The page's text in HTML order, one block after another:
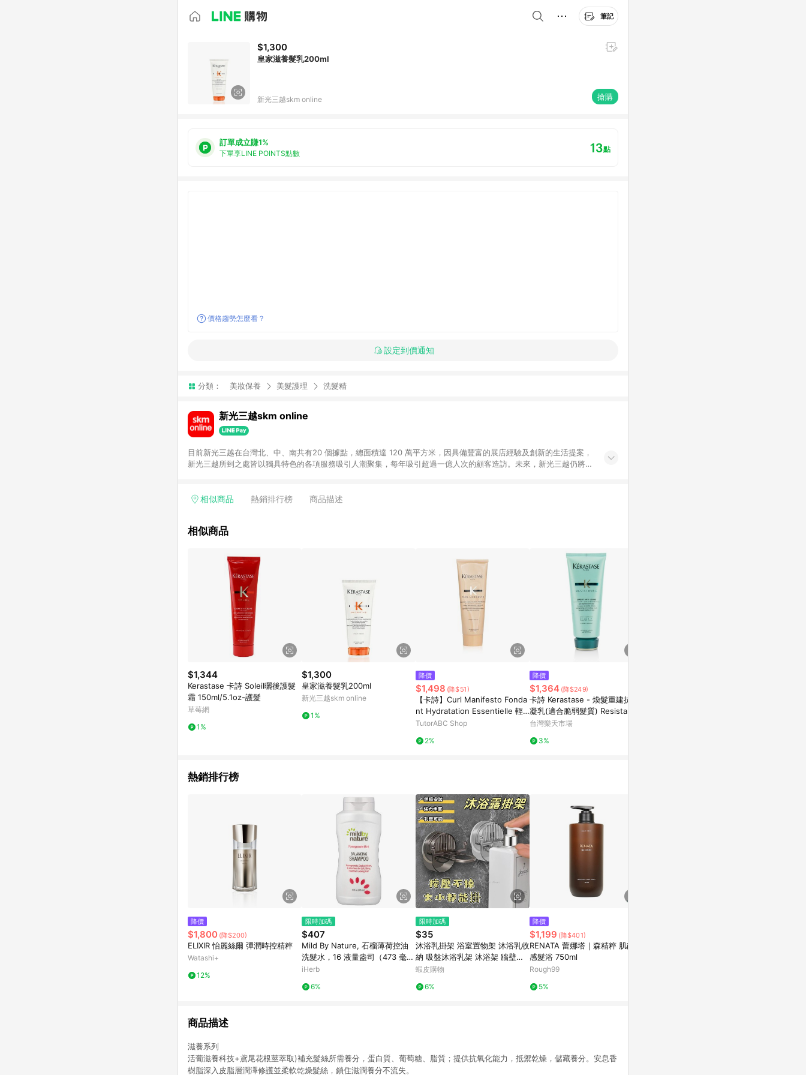
筆記
$1,300
皇家滋養髮乳200ml
新光三越skm online 搶購
訂單成立賺1%
下單享LINE POINTS點數 13點
價格趨勢怎麼看？
設定到價通知
分類： 美妝保養 美髮護理 洗髮精
新光三越skm online
目前新光三越在台灣北、中、南共有20 個據點，總面積達 120 萬平方米，因具備豐富的展店經驗及創新的生活提案，
新光三越所到之處皆以獨具特色的各項服務吸引人潮聚集，每年吸引超過一億人次的顧客造訪。未來，新光三越仍將秉
相似商品 熱銷排行榜 商品描述
相似商品
$1,344
Kerastase 卡詩 Soleil曬後護髮
霜 150ml/5.1oz-護髮
草莓網
1%
$1,300
皇家滋養髮乳200ml
新光三越skm online
1%
降價
$1,498 (降$51)
【卡詩】Curl Manifesto Fonda
nt Hydratation Essentielle 輕
盈保濕護髮素 - 適用於捲髮和非
TutorABC Shop
2%
降價
$1,364 (降$249)
卡詩 Kerastase - 煥髮重建抗損
凝乳(適合脆弱髮質) Resistance
Ciment Anti-Usure Strengthe
台灣樂天市場
3%
熱銷排行榜
降價
$1,800 (降$200)
ELIXIR 怡麗絲爾 彈潤時控精粹
Watashi+
12%
限時加碼
$407
Mild By Nature, 石榴薄荷控油
洗髮水，16 液量盎司（473 毫
升）
iHerb
6%
限時加碼
$35
沐浴乳掛架 浴室置物架 沐浴乳收
納 吸盤沐浴乳架 沐浴架 牆壁置
物架 洗髮精架 沐浴乳掛勾 浴室
蝦皮購物
6%
降價
$1,199 (降$401)
RENATA 蕾娜塔｜森精粹 肌能水
感髮浴 750ml
Rough99
5%
商品描述
滋養系列
活葡滋養科技+鳶尾花根莖萃取)補充髮絲所需養分，蛋白質、葡萄糖、脂質；提供抗氧化能力，抵禦乾燥，儲藏養分。安息香
樹脂深入皮脂層潤澤修護並柔軟乾燥髮絲，鎖住滋潤養分不流失。